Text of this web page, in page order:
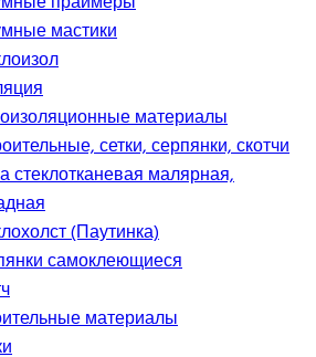
мастики
материалы
сетки, серпянки, скотчи
стеклотканевая малярная,
(Паутинка)
самоклеющиеся
материалы